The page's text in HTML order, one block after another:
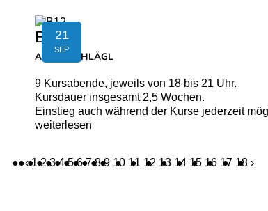
21
SEP
B12
AIGEN-SCHLÄGL
9 Kursabende, jeweils von 18 bis 21 Uhr.
Kursdauer insgesamt 2,5 Wochen.
Einstieg auch während der Kurse jederzeit
weiterlesen
‹ 1 2 3 4 5 6 7 8 9 10 11 12 13 14 15 16 17 18 ›